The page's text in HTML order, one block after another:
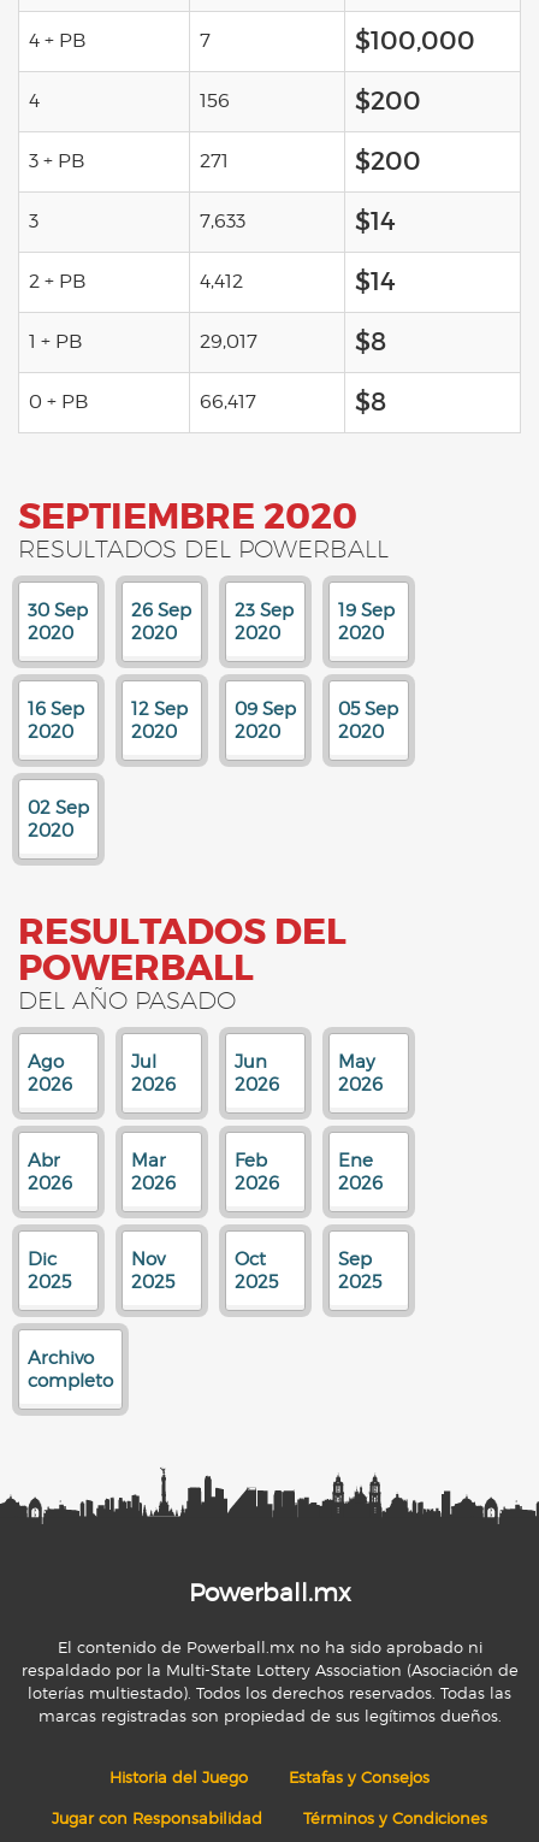
4 + PB 7 $100,000
4 156 $200
3 + PB 271 $200
3 7,633 $14
2 + PB 4,412 $14
1 + PB 29,017 $8
0 + PB 66,417 $8
SEPTIEMBRE 2020
RESULTADOS DEL POWERBALL
30 Sep
2020
26 Sep
2020
23 Sep
2020
19 Sep
2020
16 Sep
2020
12 Sep
2020
09 Sep
2020
05 Sep
2020
02 Sep
2020
RESULTADOS DEL
POWERBALL
DEL AÑO PASADO
Ago
2026
Jul
2026
Jun
2026
May
2026
Abr
2026
Mar
2026
Feb
2026
Ene
2026
Dic
2025
Nov
2025
Oct
2025
Sep
2025
Archivo
completo
Powerball.mx
El contenido de Powerball.mx no ha sido aprobado ni
respaldado por la Multi-State Lottery Association (Asociación de
loterías multiestado). Todos los derechos reservados. Todas las
marcas registradas son propiedad de sus legítimos dueños.
Historia del Juego Estafas y Consejos
Jugar con Responsabilidad Términos y Condiciones